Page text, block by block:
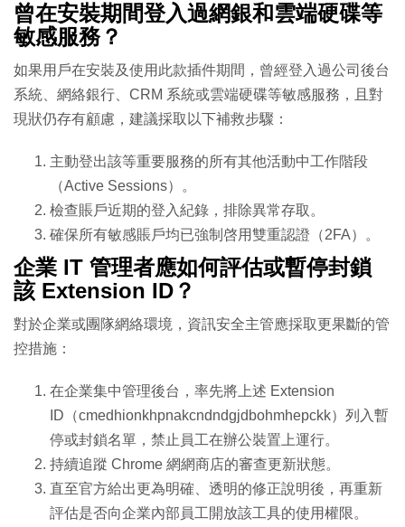
曾在安裝期間登入過網銀和雲端硬碟等
敏感服務？
如果用戶在安裝及使用此款插件期間，曾經登入過公司後台
系統、網絡銀行、CRM 系統或雲端硬碟等敏感服務，且對
現狀仍存有顧慮，建議採取以下補救步驟：
主動登出該等重要服務的所有其他活動中工作階段
（Active Sessions）。
檢查賬戶近期的登入紀錄，排除異常存取。
確保所有敏感賬戶均已強制啓用雙重認證（2FA）。
企業 IT 管理者應如何評估或暫停封鎖
該 Extension ID？
對於企業或團隊網絡環境，資訊安全主管應採取更果斷的管
控措施：
在企業集中管理後台，率先將上述 Extension
ID（cmedhionkhpnakcndndgjdbohmhepckk）列入暫
停或封鎖名單，禁止員工在辦公裝置上運行。
持續追蹤 Chrome 網網商店的審查更新狀態。
直至官方給出更為明確、透明的修正說明後，再重新
評估是否向企業內部員工開放該工具的使用權限。